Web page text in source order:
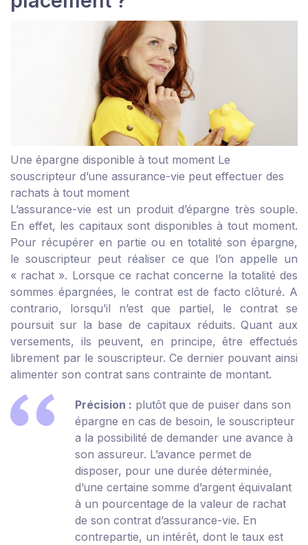
Une épargne disponible à tout moment Le
souscripteur d’une assurance-vie peut effectuer des
rachats à tout moment
L’assurance-vie est un produit d’épargne très souple.
En effet, les capitaux sont disponibles à tout moment.
Pour récupérer en partie ou en totalité son épargne,
le souscripteur peut réaliser ce que l’on appelle un
« rachat ». Lorsque ce rachat concerne la totalité des
sommes épargnées, le contrat est de facto clôturé. A
contrario, lorsqu’il n’est que partiel, le contrat se
poursuit sur la base de capitaux réduits. Quant aux
versements, ils peuvent, en principe, être effectués
librement par le souscripteur. Ce dernier pouvant ainsi
alimenter son contrat sans contrainte de montant.
Précision : plutôt que de puiser dans son
épargne en cas de besoin, le souscripteur
a la possibilité de demander une avance à
son assureur. L’avance permet de
disposer, pour une durée déterminée,
d’une certaine somme d’argent équivalant
à un pourcentage de la valeur de rachat
de son contrat d’assurance-vie. En
contrepartie, un intérêt, dont le taux est